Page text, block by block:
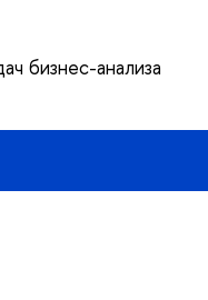
бизнес-анализа